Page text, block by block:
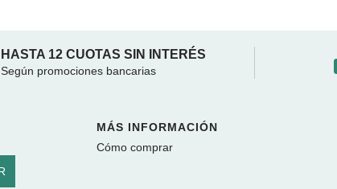
HASTA 12 CUOTAS SIN INTERÉS
Según promociones bancarias
MÁS INFORMACIÓN
Cómo comprar